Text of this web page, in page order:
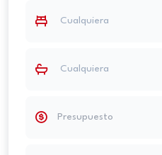
Cualquiera
Cualquiera